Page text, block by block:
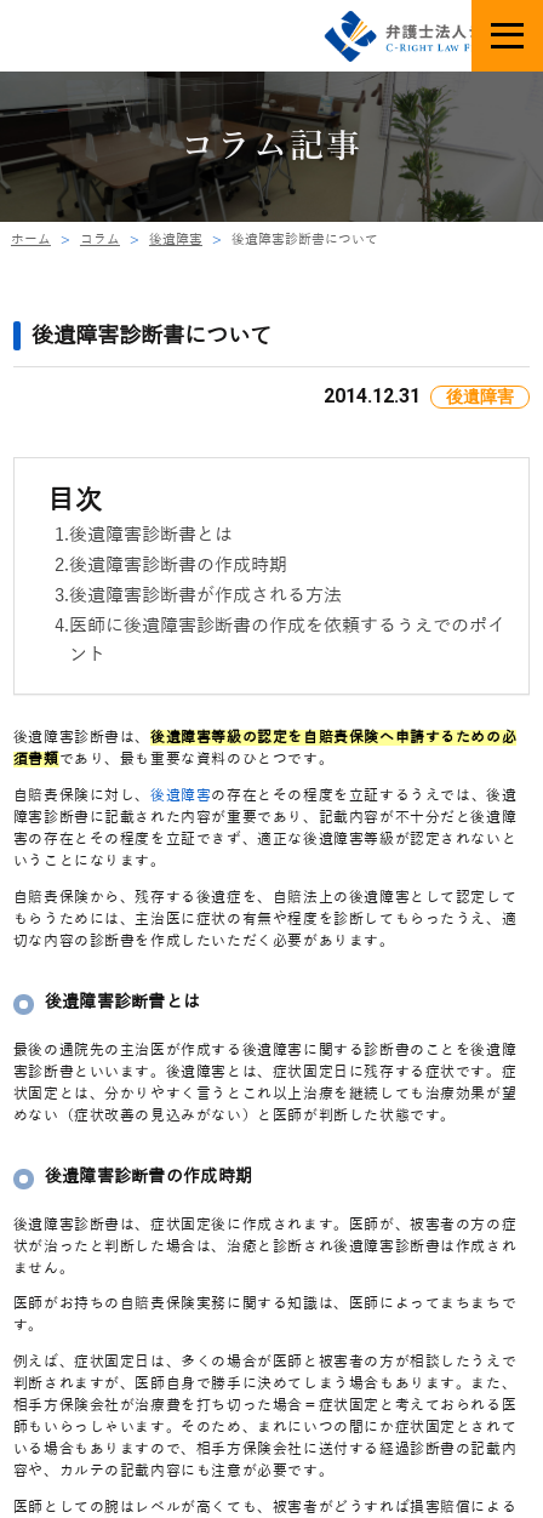
コラム記事
ホーム コラム 後遺障害 後遺障害診断書について
後遺障害診断書について
2014.12.31 後遺障害
目次
後遺障害診断書とは
後遺障害診断書の作成時期
後遺障害診断書が作成される方法
医師に後遺障害診断書の作成を依頼するうえでのポイ
ント
後遺障害診断書は、後遺障害等級の認定を自賠責保険へ申請するための必
須書類であり、最も重要な資料のひとつです。
自賠責保険に対し、後遺障害の存在とその程度を立証するうえでは、後遺
障害診断書に記載された内容が重要であり、記載内容が不十分だと後遺障
害の存在とその程度を立証できず、適正な後遺障害等級が認定されないと
いうことになります。
自賠責保険から、残存する後遺症を、自賠法上の後遺障害として認定して
もらうためには、主治医に症状の有無や程度を診断してもらったうえ、適
切な内容の診断書を作成したいただく必要があります。
後遺障害診断書とは
最後の通院先の主治医が作成する後遺障害に関する診断書のことを後遺障
害診断書といいます。後遺障害とは、症状固定日に残存する症状です。症
状固定とは、分かりやすく言うとこれ以上治療を継続しても治療効果が望
めない（症状改善の見込みがない）と医師が判断した状態です。
後遺障害診断書の作成時期
後遺障害診断書は、症状固定後に作成されます。医師が、被害者の方の症
状が治ったと判断した場合は、治癒と診断され後遺障害診断書は作成され
ません。
医師がお持ちの自賠責保険実務に関する知識は、医師によってまちまちで
す。
例えば、症状固定日は、多くの場合が医師と被害者の方が相談したうえで
判断されますが、医師自身で勝手に決めてしまう場合もあります。また、
相手方保険会社が治療費を打ち切った場合＝症状固定と考えておられる医
師もいらっしゃいます。そのため、まれにいつの間にか症状固定とされて
いる場合もありますので、相手方保険会社に送付する経過診断書の記載内
容や、カルテの記載内容にも注意が必要です。
医師としての腕はレベルが高くても、被害者がどうすれば損害賠償による